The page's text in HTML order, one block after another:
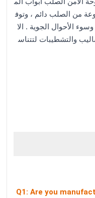
من الصلب دائم ، وتوف
الأحوال الجوية . الا
والتشطيبات لتتناس
Q1: Are you